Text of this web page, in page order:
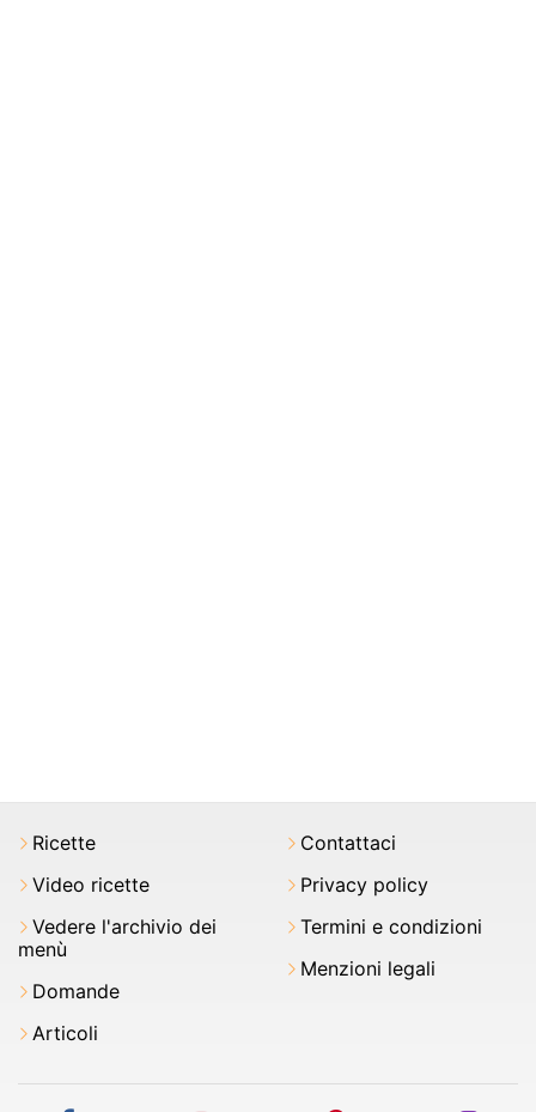
Ricette
Video ricette
Vedere l'archivio dei
menù
Domande
Articoli
Contattaci
Privacy policy
Termini e condizioni
Menzioni legali